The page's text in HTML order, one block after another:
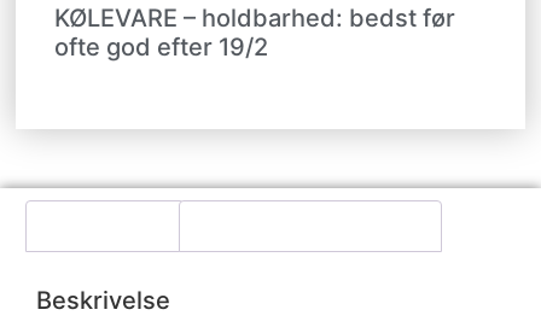
KØLEVARE – holdbarhed: bedst før
ofte god efter 19/2
Beskrivelse